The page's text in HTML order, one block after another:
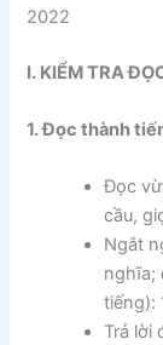
2022
I. KIỂM TRA
1. Đọc thành
Đọc
cầu,
Ngắt
nghĩa;
tiếng):
Trả lời